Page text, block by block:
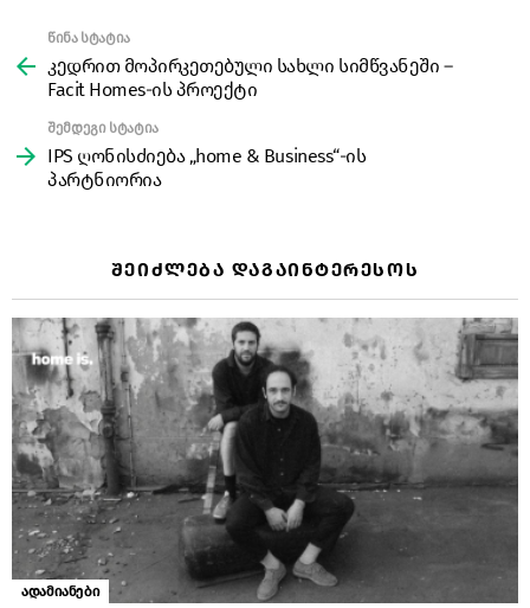
more
წინა სტატია
კედრით მოპირკეთებული სახლი სიმწვანეში –
Facit Homes-ის პროექტი
შემდეგი სტატია
IPS ღონისძიება „home & Business“-ის
პარტნიორია
ᲨᲔᲘᲫᲚᲔᲑᲐ ᲓᲐᲒᲐᲘᲜᲢᲔᲠᲔᲡᲝᲡ
ადამიანები